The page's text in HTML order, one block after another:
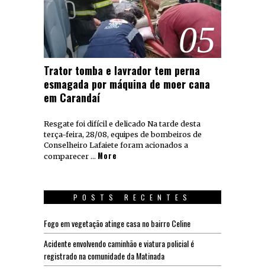
05
Trator tomba e lavrador tem perna
esmagada por máquina de moer cana
em Carandaí
Resgate foi difícil e delicado Na tarde desta
terça-feira, 28/08, equipes de bombeiros de
Conselheiro Lafaiete foram acionados a
comparecer … More
POSTS RECENTES
Fogo em vegetação atinge casa no bairro Celine
Acidente envolvendo caminhão e viatura policial é
registrado na comunidade da Matinada